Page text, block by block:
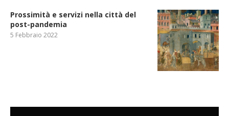
Prossimità e servizi nella città del
post-pandemia
5 Febbraio 2022